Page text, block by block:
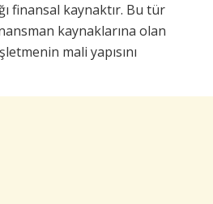
finansal kaynaktır. Bu tür
kaynaklarına olan
mali yapısını